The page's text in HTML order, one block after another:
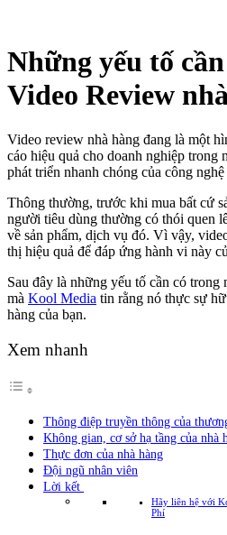
Những yếu tố
Video Review
Video review nhà hàng đang là một
cáo hiệu quả cho doanh nghiệp trong
phát triển nhanh chóng của công
Thông thường, trước khi mua bất cứ
người tiêu dùng thường có thói quen
về sản phẩm, dịch vụ đó. Vì vậy,
thị hiệu quả để đáp ứng hành vi này
Sau đây là những yếu tố cần có
mà Kool Media tin rằng nó thực sự
hàng của bạn.
Xem nhanh
Thông điệp truyền thông của
Không gian, cơ sở hạ tầng của nhà
Thực đơn của nhà hàng
Đội ngũ nhân viên
Lời kết
Hãy liên hệ với
Phí